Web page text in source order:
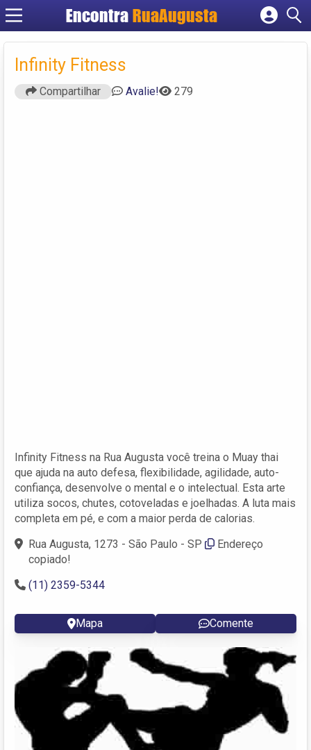
Encontra RuaAugusta
Cadastrar empresa
Infinity Fitness
Compartilhar Avalie! 279
Infinity Fitness na Rua Augusta você treina o Muay thai
que ajuda na auto defesa, flexibilidade, agilidade, auto-
confiança, desenvolve o mental e o intelectual. Esta arte
utiliza socos, chutes, cotoveladas e joelhadas. A luta mais
completa em pé, e com a maior perda de calorias.
Rua Augusta, 1273 - São Paulo - SP
Endereço
copiado!
(11) 2359-5344
Mapa Comente